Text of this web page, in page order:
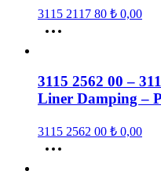
3115 2117 80 ₺ 0,00
3115 2562 00 –
Liner Damping –
3115 2562 00 ₺ 0,00